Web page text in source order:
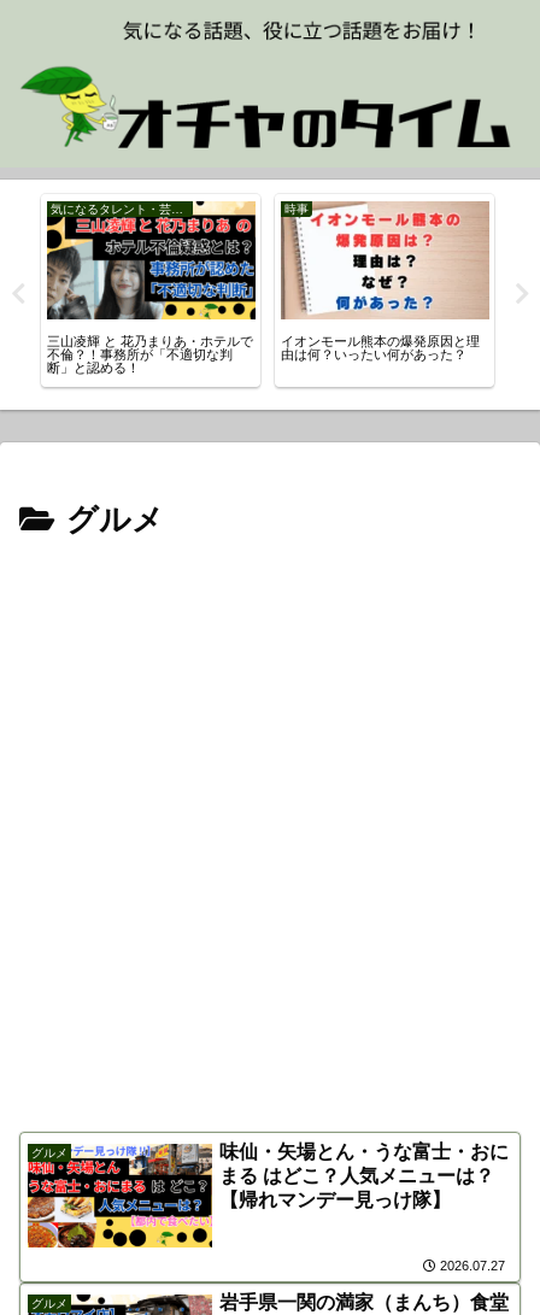
気になるタレント・芸能人
三山凌輝 と 花乃まりあ・ホテルで
不倫？！事務所が「不適切な判
断」と認める！
時事
イオンモール熊本の爆発原因と理
由は何？いったい何があった？
グルメ
グルメ
味仙・矢場とん・うな富士・おに
まる はどこ？人気メニューは？
【帰れマンデー見っけ隊】
2026.07.27
グルメ
岩手県一関の満家（まんち）食堂